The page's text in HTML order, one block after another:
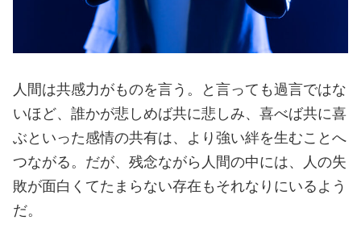
人間は共感力がものを言う。と言っても過言ではな
いほど、誰かが悲しめば共に悲しみ、喜べば共に喜
ぶといった感情の共有は、より強い絆を生むことへ
つながる。だが、残念ながら人間の中には、人の失
敗が面白くてたまらない存在もそれなりにいるよう
だ。